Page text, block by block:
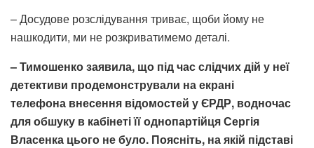
– Досудове розслідування триває, щоби йому не
нашкодити, ми не розкриватимемо деталі.
– Тимошенко заявила, що під час слідчих дій у неї
детективи продемонстрували на екрані
телефона внесення відомостей у ЄРДР, водночас
для обшуку в кабінеті її однопартійця Сергія
Власенка цього не було. Поясніть, на якій підставі